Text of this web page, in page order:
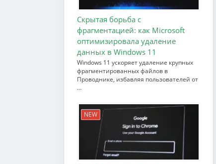
Скрытая борьба с
фрагментацией: как Microsoft
оптимизировала удаление
данных в Windows 11
Windows 11 ускоряет удаление крупных
фрагментированных файлов в
Проводнике, избавляя пользователей от
…
NEW